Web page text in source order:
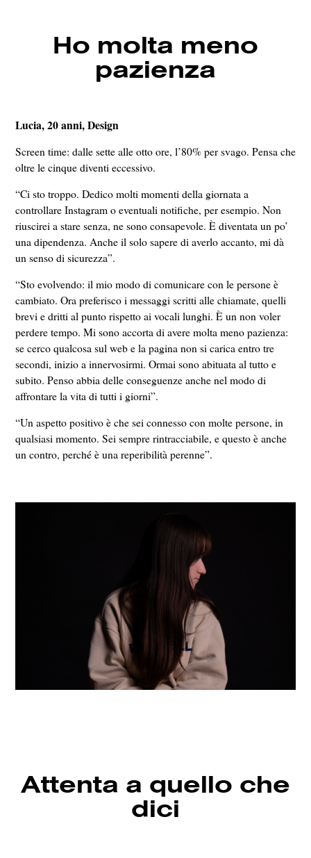
Ho molta meno
pazienza
Lucia, 20 anni, Design
Screen time: dalle sette alle otto ore, l’80% per svago. Pensa che
oltre le cinque diventi eccessivo.
“Ci sto troppo. Dedico molti momenti della giornata a
controllare Instagram o eventuali notifiche, per esempio. Non
riuscirei a stare senza, ne sono consapevole. È diventata un po’
una dipendenza. Anche il solo sapere di averlo accanto, mi dà
un senso di sicurezza”.
“Sto evolvendo: il mio modo di comunicare con le persone è
cambiato. Ora preferisco i messaggi scritti alle chiamate, quelli
brevi e dritti al punto rispetto ai vocali lunghi. È un non voler
perdere tempo. Mi sono accorta di avere molta meno pazienza:
se cerco qualcosa sul web e la pagina non si carica entro tre
secondi, inizio a innervosirmi. Ormai sono abituata al tutto e
subito. Penso abbia delle conseguenze anche nel modo di
affrontare la vita di tutti i giorni”.
“Un aspetto positivo è che sei connesso con molte persone, in
qualsiasi momento. Sei sempre rintracciabile, e questo è anche
un contro, perché è una reperibilità perenne”.
Attenta a quello che
dici